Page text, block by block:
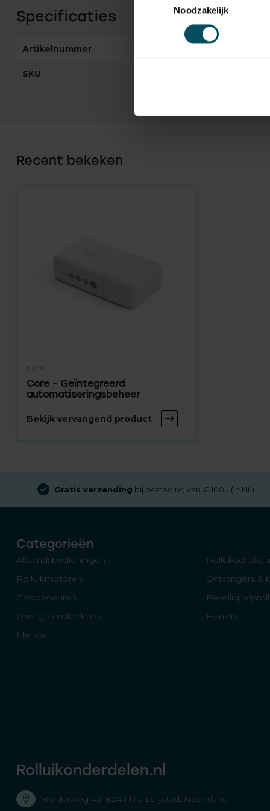
Noodzakelijk
Specificaties
Artikelnummer
SKU
Recent bekeken
NICE
Core - Geïntegreerd
automatiseringsbeheer
Bekijk vervangend product
Gratis verzending bij besteding van € 100,- (in NL)
Categorieën
Afstandsbedieningen
Rolluikmotoren
Ontvangers &
Garagedeuren
Overige onderdelen
Horren
Merken
Rolluikonderdelen.nl
Bolderweg 43, 8243 RD Lelystad, Nederland